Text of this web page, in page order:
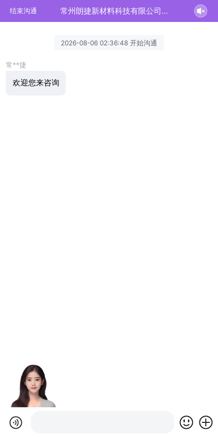
结束沟通 常州朗捷新材料科技有限公司正在为您服务
2026-08-06 02:36:48 开始沟通
常**捷
欢迎您来咨询